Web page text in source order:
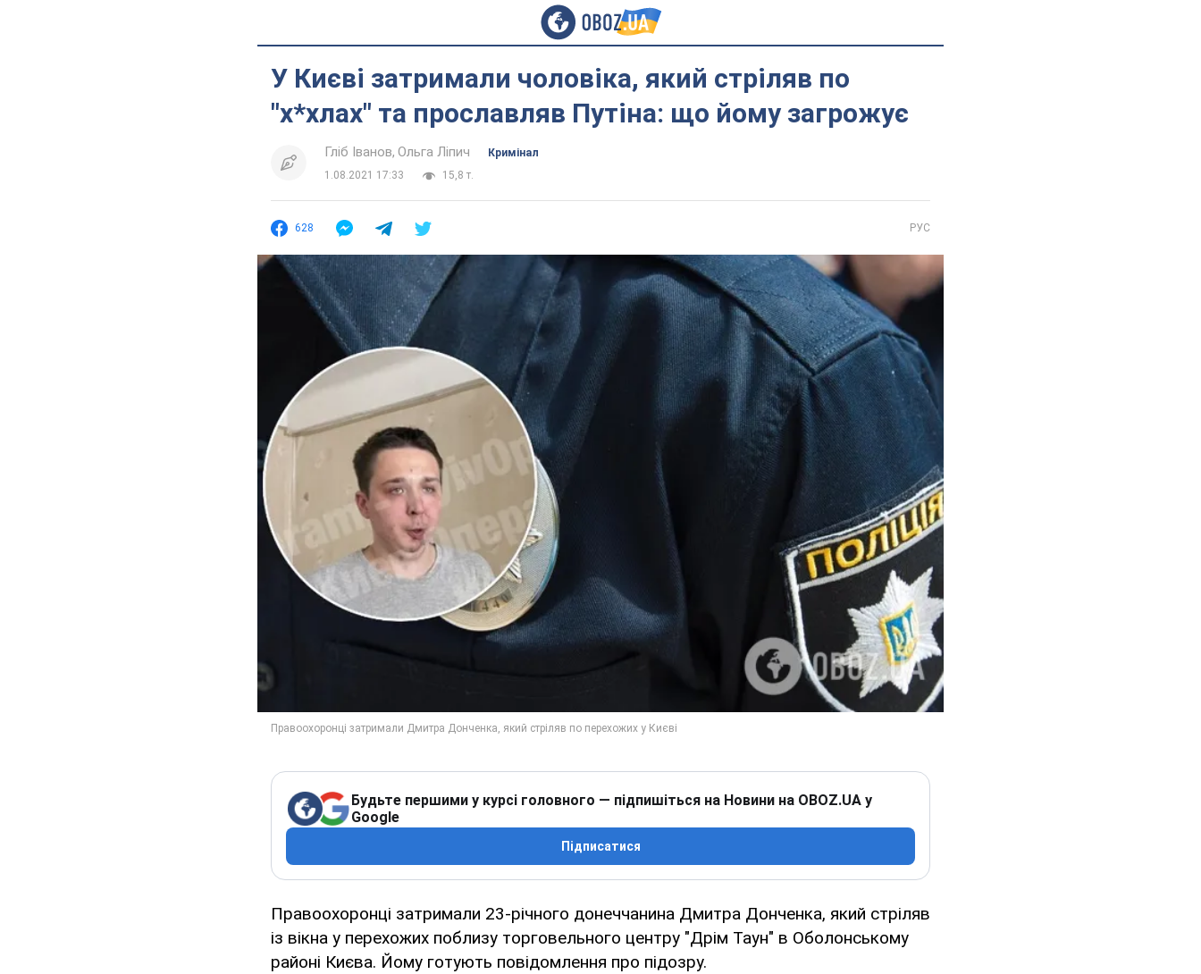
У Києві затримали чоловіка, який стріляв по
"х*хлах" та прославляв Путіна: що йому загрожує
Гліб Іванов Ольга Ліпич
Кримінал
1.08.2021 17:33
15,8 т.
628 РУС
Будьте першими у курсі головного — підпишіться на Новини на OBOZ.UA у
Google
Підписатися
Правоохоронці затримали 23-річного донеччанина Дмитра Донченка, який стріляв
із вікна у перехожих поблизу торговельного центру "Дрім Таун" в Оболонському
районі Києва. Йому готують повідомлення про підозру.